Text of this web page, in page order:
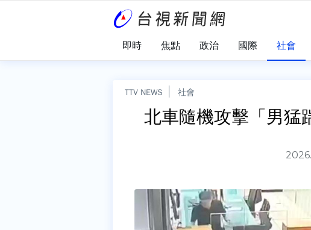
即時 焦點 政治 國際 社會
TTV NEWS 社會
北車隨機攻擊「男猛